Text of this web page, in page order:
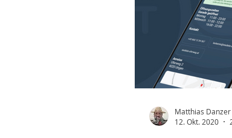
Matthias Danzer
12. Okt. 2020